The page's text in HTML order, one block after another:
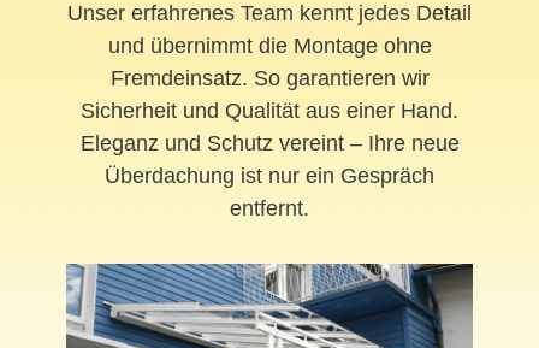
Unser erfahrenes Team kennt jedes Detail
und übernimmt die Montage ohne
Fremdeinsatz. So garantieren wir
Sicherheit und Qualität aus einer Hand.
Eleganz und Schutz vereint – Ihre neue
Überdachung ist nur ein Gespräch
entfernt.